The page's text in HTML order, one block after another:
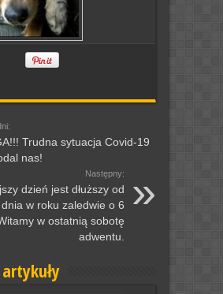
Trudna sytuacja Covid-19
nas!
Następny:
dzień jest dłuższy od
w roku zaledwie o 6
w ostatnią sobotę
adwentu.